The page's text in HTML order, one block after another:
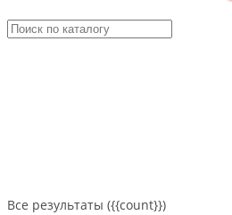
Все результаты ({{count}})